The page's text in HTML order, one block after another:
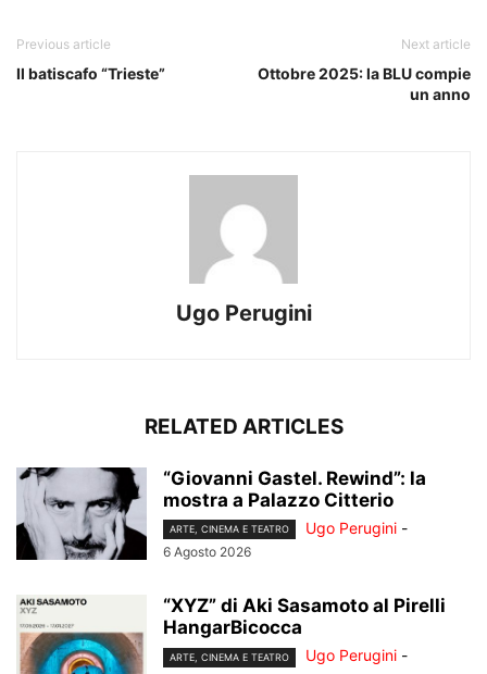
Previous article
Il batiscafo “Trieste”
Next article
Ottobre 2025: la BLU compie
un anno
Ugo Perugini
RELATED ARTICLES
“Giovanni Gastel. Rewind”: la
mostra a Palazzo Citterio
ARTE, CINEMA E TEATRO Ugo Perugini -
6 Agosto 2026
“XYZ” di Aki Sasamoto al Pirelli
HangarBicocca
ARTE, CINEMA E TEATRO Ugo Perugini -